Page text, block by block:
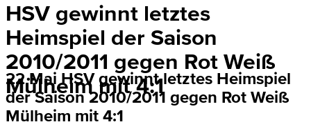
HSV gewinnt letztes
Heimspiel der Saison
2010/2011 gegen Rot Weiß
Mülheim mit 4:1
22 MaiHSV gewinnt letztes Heimspiel
der Saison 2010/2011 gegen Rot Weiß
Mülheim mit 4:1